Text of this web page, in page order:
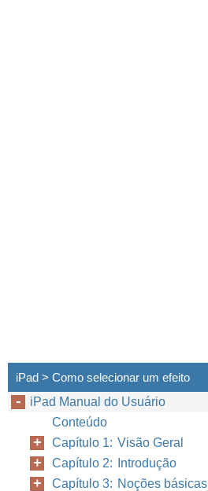
iPad > Como selecionar um efeito
iPad Manual do Usuário
Conteúdo
Capítulo 1: Visão Geral
Capítulo 2: Introdução
Capítulo 3: Noções básicas